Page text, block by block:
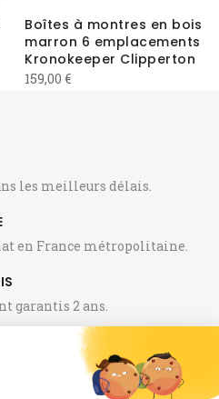
Boîtes à montres en bois
marron 6 emplacements
Kronokeeper Clipperton
159,00 €
les meilleurs délais.
en France métropolitaine.
garantis 2 ans.